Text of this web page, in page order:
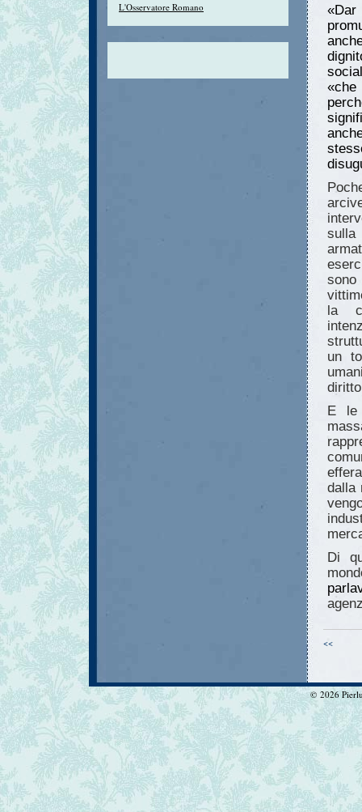
sulla
la
un
E le
dalla
Di
<<
L'Osservatore Romano
© 2026